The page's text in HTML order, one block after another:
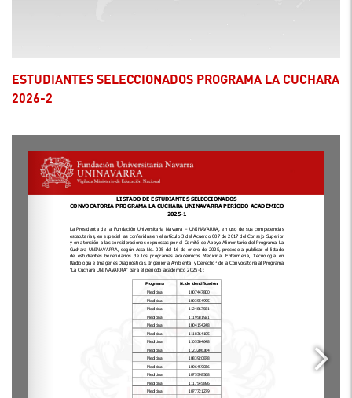
ESTUDIANTES SELECCIONADOS PROGRAMA LA CUCHARA
2026-2